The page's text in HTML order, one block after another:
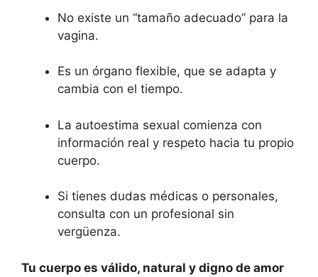
No existe un “tamaño adecuado” para la
vagina.
Es un órgano flexible, que se adapta y
cambia con el tiempo.
La autoestima sexual comienza con
información real y respeto hacia tu propio
cuerpo.
Si tienes dudas médicas o personales,
consulta con un profesional sin
vergüenza.
Tu cuerpo es válido, natural y digno de amor